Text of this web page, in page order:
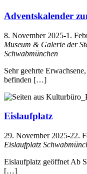
Adventskalender
8. November 2025-1.
Museum & Galerie der
Schwabmünchen
Sehr geehrte
befinden […]
Eislaufplatz
29. November 2025-22.
Eislaufplatz
Eislaufplatz geöffnet Ab
[…]